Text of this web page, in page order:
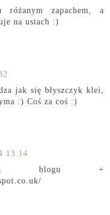
zapachem, a
na ustach :)
jak się błyszczyk klei,
:) Coś za coś :)
13:14
blogu +